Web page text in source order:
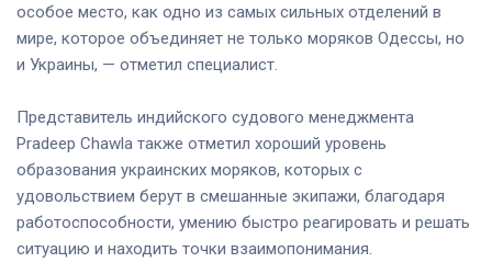
особое место, как одно из самых сильных отделений в
мире, которое объединяет не только моряков Одессы, но
и Украины, — отметил специалист.
Представитель индийского судового менеджмента
Pradeep Chawla также отметил хороший уровень
образования украинских моряков, которых с
удовольствием берут в смешанные экипажи, благодаря
работоспособности, умению быстро реагировать и решать
ситуацию и находить точки взаимопонимания.